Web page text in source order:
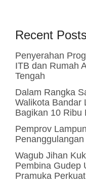
Recent
Penyerahan
ITB dan Rumah
Tengah
Dalam Rangka
Walikota Bandar
Bagikan 10 Ribu
Pemprov
Wagub Jihan
Pembina Gudep
Pramuka